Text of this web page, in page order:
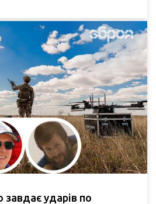
завдає ударів по